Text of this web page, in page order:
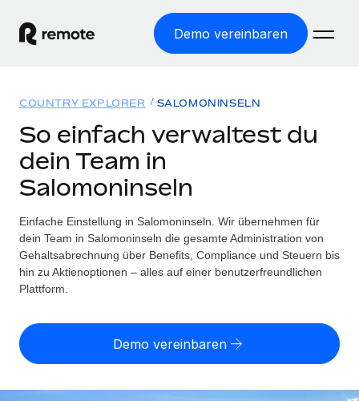
Demo vereinbaren
WELTWEITE BESCHÄFTIGUNG
Globale Payroll
Employer of Record
Weltweites Wachstum ohne Kosten für Niederlassungen
Contractor of Record
Contractor Management
Globales Onboarding und Verwalten von
Lösungen
Country Explorer
Länderspezifische Unterstützung bei der Einstellung
Explorer für US-Bundesstaaten
Vergleiche mit unseren Mitbewerbern
Ressourcen
TOOLS UND RECHNER
Scheinselbstständigkeitsrisiko berechnen
Länderspezifische Einschätzung des
Personalkostenrechner
Preise
English
Nederlands
COUNTRY EXPLORER SALOMONINSELN
So einfach verwaltest du
dein Team in
Salomoninseln
Einfache Einstellung in Salomoninseln. Wir übernehmen für
dein Team in Salomoninseln die gesamte Administration von
Gehaltsabrechnung über Benefits, Compliance und Steuern bis
hin zu Aktienoptionen – alles auf einer benutzerfreundlichen
Plattform.
Demo vereinbaren